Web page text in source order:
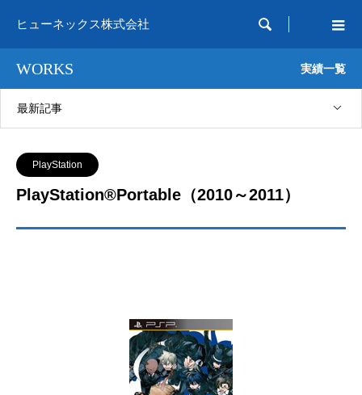
ヒューネックス株式会社 
WORKS 実績一覧
最新記事
PlayStation
PlayStation®Portable（2010～2011）